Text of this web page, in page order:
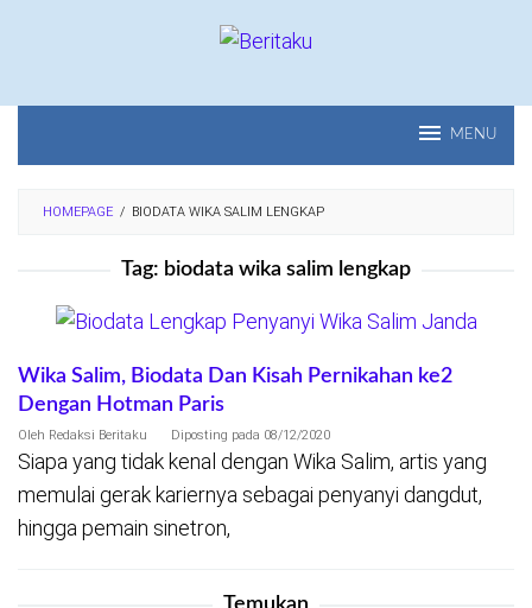
MENU
HOMEPAGE / BIODATA WIKA SALIM LENGKAP
Tag: biodata wika salim lengkap
Wika Salim, Biodata Dan Kisah Pernikahan ke2
Dengan Hotman Paris
Oleh Redaksi Beritaku Diposting pada 08/12/2020
Siapa yang tidak kenal dengan Wika Salim, artis yang
memulai gerak kariernya sebagai penyanyi dangdut,
hingga pemain sinetron,